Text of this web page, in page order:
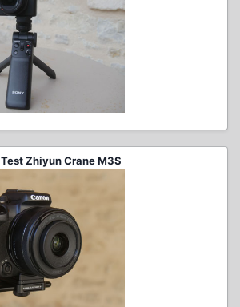
Test Zhiyun Crane M3S